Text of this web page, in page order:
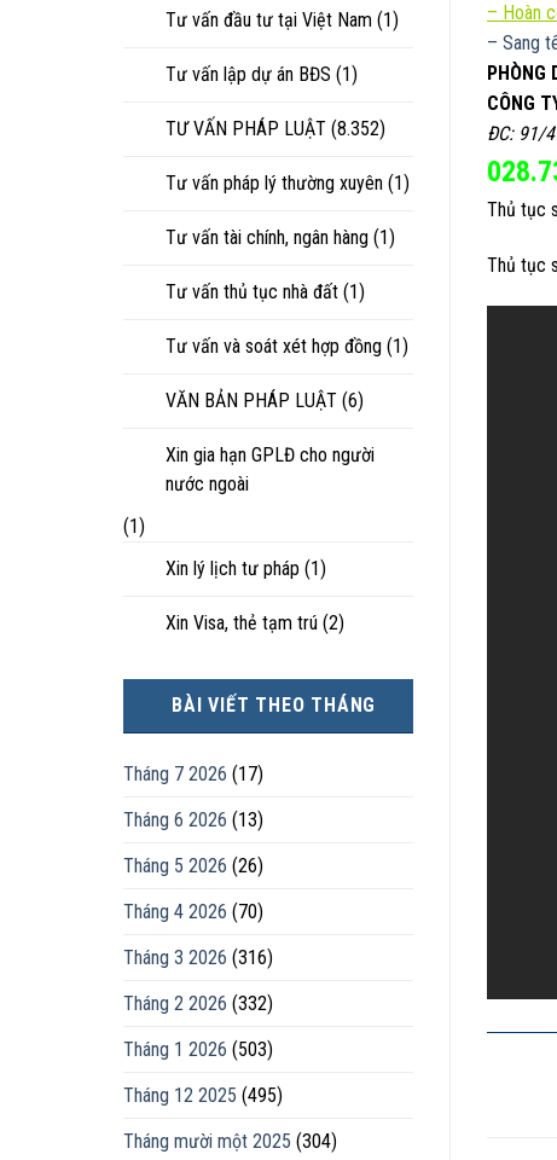
Tư vấn đầu tư tại Việt Nam (1)
Tư vấn lập dự án BĐS (1)
TƯ VẤN PHÁP LUẬT (8.352)
Tư vấn pháp lý thường xuyên (1)
Tư vấn tài chính, ngân hàng (1)
Tư vấn thủ tục nhà đất (1)
Tư vấn và soát xét hợp đồng (1)
VĂN BẢN PHÁP LUẬT (6)
Xin gia hạn GPLĐ cho người
nước ngoài
(1)
Xin lý lịch tư pháp (1)
Xin Visa, thẻ tạm trú (2)
BÀI VIẾT THEO THÁNG
Tháng 7 2026 (17)
Tháng 6 2026 (13)
Tháng 5 2026 (26)
Tháng 4 2026 (70)
Tháng 3 2026 (316)
Tháng 2 2026 (332)
Tháng 1 2026 (503)
Tháng 12 2025 (495)
Tháng mười một 2025 (304)
– Hoàn
– Sang
PHÒNG
CÔNG
ĐC: 91/4
Thủ tục
Thủ tục